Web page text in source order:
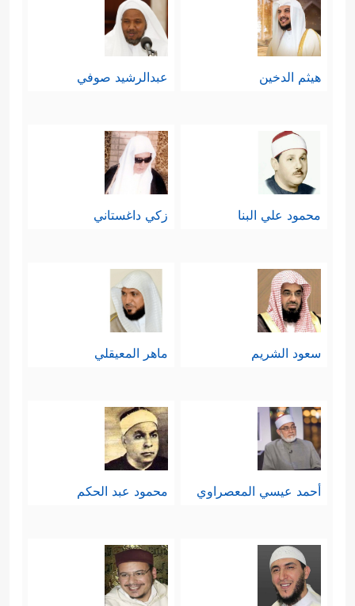
هيثم الدخين عبدالرشيد صوفي
محمود علي البنا زكي داغستاني
سعود الشريم ماهر المعيقلي
أحمد عيسي المعصراوي محمود عبد الحكم